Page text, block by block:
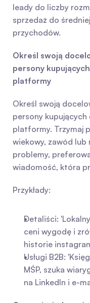
leady do liczby
sprzedaż do
przychodów.
Określ swoją
persony
platformy
Określ swoją
persony
platformy. Trzymaj
wiekowy, zawód lub
problemy,
wiadomość, która
Przykłady:
Detaliści:
ceni wygodę i
historie
Usługi B2B:
MŚP, szuka
na LinkedIn i e-